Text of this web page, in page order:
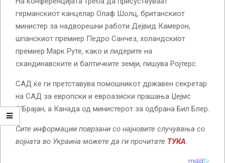
германскиот канцелар Олаф Шолц, британскиот
министер за надворешни работи Дејвид Камерон,
шпанскиот премиер Педро Санчез, холандскиот
премиер Марк Руте, како и лидерите на
скандинавските и балтичките земји, пишува Ројтерс.
САД ќе ги претставува помошникот државен секретар
на САД за европски и евроазиски прашања Џејмс
О’Брајан, а Канада од министерот за одбрана Бил Блер.
Сите информации поврзани со најновите случувања со
војната во Украина можете да ги прочитате ТУКА.